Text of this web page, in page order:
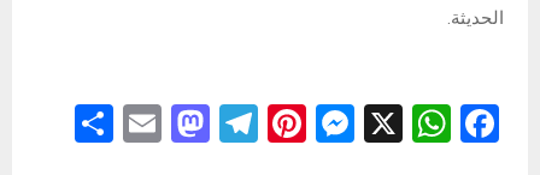
الحديثة.
F
W
X
M
Pi
T
M
E